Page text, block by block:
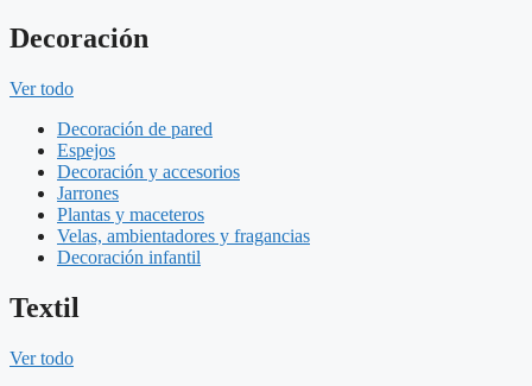
Decoración
Ver todo
Decoración de pared
Espejos
Decoración y accesorios
Jarrones
Plantas y maceteros
Velas, ambientadores y fragancias
Decoración infantil
Textil
Ver todo